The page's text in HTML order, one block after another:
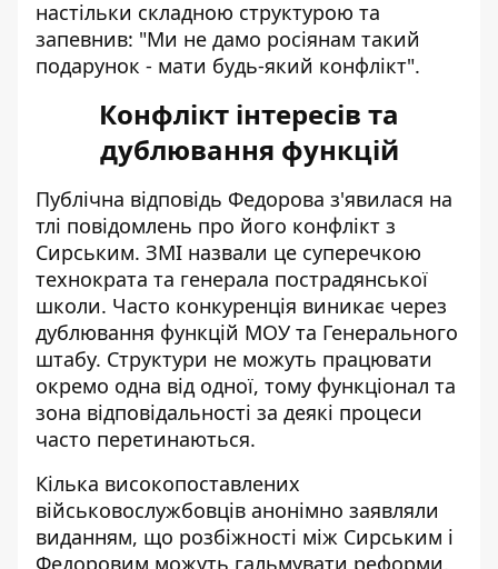
настільки складною структурою та
запевнив: "Ми не дамо росіянам такий
подарунок - мати будь-який конфлікт".
Конфлікт інтересів та
дублювання функцій
Публічна відповідь Федорова з'явилася на
тлі повідомлень про його конфлікт з
Сирським. ЗМІ назвали це суперечкою
технократа та генерала пострадянської
школи. Часто конкуренція виникає через
дублювання функцій МОУ та Генерального
штабу. Структури не можуть працювати
окремо одна від одної, тому функціонал та
зона відповідальності за деякі процеси
часто перетинаються.
Кілька високопоставлених
військовослужбовців анонімно заявляли
виданням, що розбіжності між Сирським і